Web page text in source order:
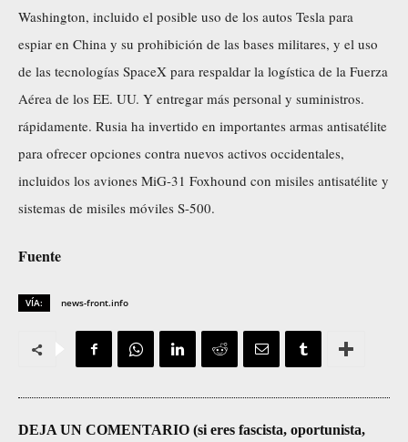
Washington, incluido el posible uso de los autos Tesla para
espiar en China y su prohibición de las bases militares, y el uso
de las tecnologías SpaceX para respaldar la logística de la Fuerza
Aérea de los EE. UU. Y entregar más personal y suministros.
rápidamente. Rusia ha invertido en importantes armas antisatélite
para ofrecer opciones contra nuevos activos occidentales,
incluidos los aviones MiG-31 Foxhound con misiles antisatélite y
sistemas de misiles móviles S-500.
Fuente
VÍA: news-front.info
DEJA UN COMENTARIO (si eres fascista, oportunista,